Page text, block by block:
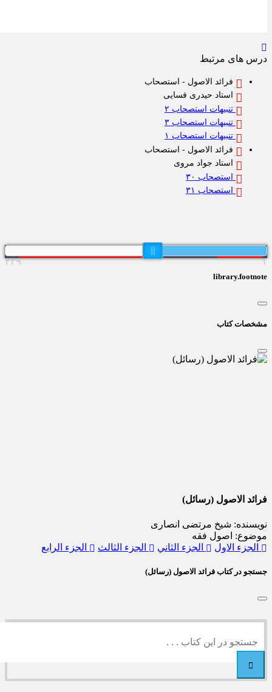
های مرتبط
فرائد الاصول - استصحاب
استاد حیدری فسایی
تنبیهات استصحاب ۲
تنبیهات استصحاب ۳
تنبیهات استصحاب ۱
فرائد الاصول - استصحاب
استاد جواد مروی
استصحاب ۳۰
استصحاب ۳۱
۴۳۹
کتاب
الاصول (رسائل)
شیخ مرتضی انصاری
اصول فقه
الاول
الجزء الثاني الجزء الثالث الجزء الرابع
در کتاب فرائد الاصول (رسائل)